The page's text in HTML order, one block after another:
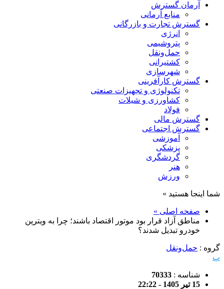
آرمان گسترش
منابع آرمانی
گسترش تجارت و بازرگانی
انرژی
پتروشیمی
حمل‌و‌نقل
کشتیرانی
شهرسازی
گسترش کارآفرینی
تکنولوژی و تجهیزات صنعتی
کشاورزی و شیلات
فولاد
گسترش مالی
گسترش اجتماعی
آموزشی
پزشکی
گردشگری
هنر
ورزش
شما اینجا هستید »
صفحه اصلی »
مناطق آزاد قرار بود موتور اقتصاد باشند؛ چرا به ویترین
خودرو تبدیل شدند؟
گروه : حمل‌و‌نقل
پ
شناسه : 70333
15 تیر 1405 - 22:22